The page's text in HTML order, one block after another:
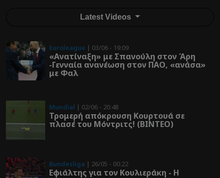
Latest Videos
Euroleague | 03/06 - 19:09
«Ανατίναξη» με Σπανούλη στον Άρη
-Γενναία ανανέωση στον ΠΑΟ, «ανάσα»
με Φαλ
Mundial | 02/06 - 20:48
Τρομερή απόκρουση Κουρτουά σε
πλασέ του Μόντριτς! (ΒΙΝΤΕΟ)
Bundesliga | 26/05 - 00:22
Εφιάλτης για τον Κουλιεράκη - Η